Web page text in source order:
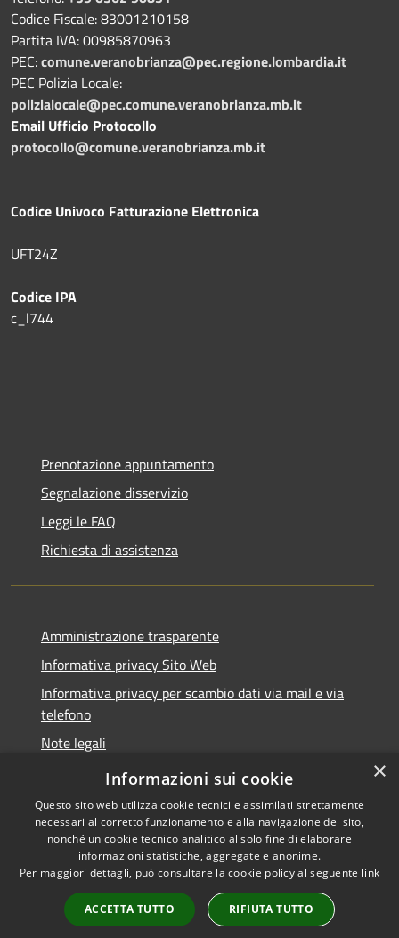
Codice Fiscale: 83001210158
Partita IVA: 00985870963
PEC:comune.veranobrianza@pec.regione.lombardia.it
PEC Polizia Locale:
polizialocale@pec.comune.veranobrianza.mb.it
Email Ufficio Protocollo
protocollo@comune.veranobrianza.mb.it
Codice Univoco Fatturazione Elettronica
UFT24Z
Codice IPA
c_l744
Prenotazione appuntamento
Segnalazione disservizio
Leggi le FAQ
Richiesta di assistenza
Amministrazione trasparente
Informativa privacy Sito Web
Informativa privacy per scambio dati via mail e via
telefono
Note legali
Dichiarazione di accessibilità
Accessibilità
Copyright © 2026 • Comune di
Verano Brianza • Powered by
Municipium•
Accesso
redazione
×
Informazioni sui cookie
Questo sito web utilizza cookie tecnici e assimilati strettamente
necessari al corretto funzionamento e alla navigazione del sito,
nonché un cookie tecnico analitico al solo fine di elaborare
informazioni statistiche, aggregate e anonime.
Per maggiori dettagli, può consultare la cookie policy al seguente link
ACCETTA TUTTO RIFIUTA TUTTO